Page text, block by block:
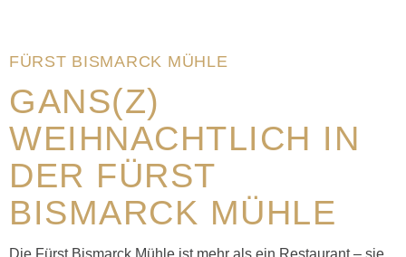
FÜRST BISMARCK MÜHLE
GANS(Z)
WEIHNACHTLICH IN
DER FÜRST
BISMARCK MÜHLE